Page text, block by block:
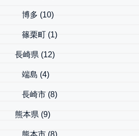
博多 (10)
篠栗町 (1)
長崎県 (12)
端島 (4)
長崎市 (8)
熊本県 (9)
熊本市 (8)